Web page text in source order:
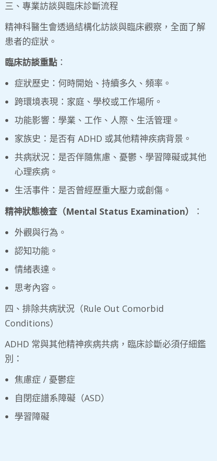
三、專業訪談與臨床診斷流程
精神科醫生會透過結構化訪談與臨床觀察，全面了解
患者的症狀。
臨床訪談重點 ：
症狀歷史：何時開始、持續多久、頻率。
跨環境表現：家庭、學校或工作場所。
功能影響：學業、工作、人際、生活管理。
家族史：是否有 ADHD 或其他精神疾病背景。
共病狀況：是否伴隨焦慮、憂鬱、學習障礙或其他
心理疾病。
生活事件：是否曾經歷重大壓力或創傷。
精神狀態檢查（Mental Status Examination）
：
外觀與行為。
認知功能。
情緒表達。
思考內容。
四、排除共病狀況（Rule Out Comorbid
Conditions）
ADHD 常與其他精神疾病共病，臨床診斷必須仔細鑑
別：
焦慮症 / 憂鬱症
自閉症譜系障礙（ASD）
學習障礙